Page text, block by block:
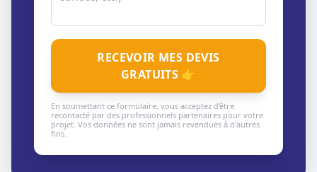
RECEVOIR MES DEVIS
GRATUITS 👉
En soumettant ce formulaire, vous acceptez d'être
recontacté par des professionnels partenaires pour votre
projet. Vos données ne sont jamais revendues à d'autres
fins.